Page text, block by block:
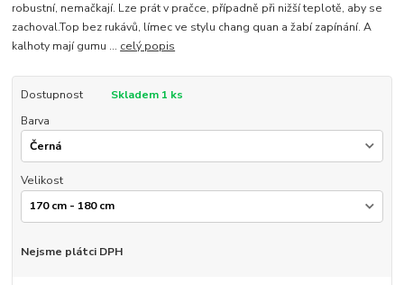
robustní, nemačkají. Lze prát v pračce, případně při nižší teplotě, aby se
zachoval.Top bez rukávů, límec ve stylu chang quan a žabí zapínání. A
kalhoty mají gumu ... celý popis
Dostupnost
Skladem 1 ks
Barva
Velikost
Nejsme plátci DPH